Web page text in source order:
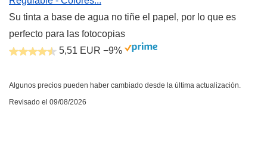
Su tinta a base de agua no tiñe el papel, por lo que es
perfecto para las fotocopias
5,51 EUR −9%
Algunos precios pueden haber cambiado desde la última actualización.
Revisado el 09/08/2026